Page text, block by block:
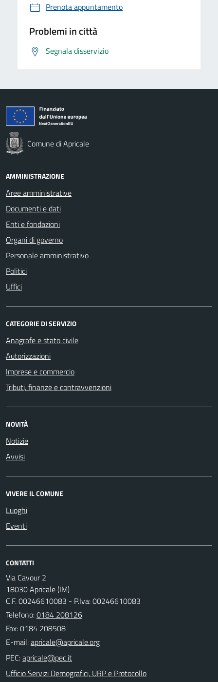
Prenota appuntamento
Problemi in città
Segnala disservizio
Comune di Apricale
AMMINISTRAZIONE
Aree amministrative
Documenti e dati
Enti e fondazioni
Organi di governo
Personale amministrativo
Politici
Uffici
CATEGORIE DI SERVIZIO
Anagrafe e stato civile
Autorizzazioni
Imprese e commercio
Tributi, finanze e contravvenzioni
NOVITÀ
Notizie
Avvisi
VIVERE IL COMUNE
Luoghi
Eventi
CONTATTI
Via Cavour 2
18030 Apricale (IM)
C.F. 00246610083 - P.Iva: 00246610083
Telefono:0184 208126
Fax: 0184 208508
E-mail:
PEC:
Ufficio Servizi Demografici, URP e Protocollo